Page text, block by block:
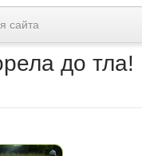
сайта
до тла!